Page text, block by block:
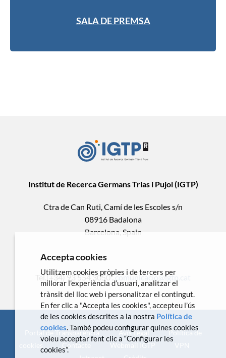
SALA DE PREMSA
Institut de Recerca Germans Trias i Pujol (IGTP)
Ctra de Can Ruti, Camí de les Escoles s/n
08916 Badalona
Barcelona, Spain
Tel.(+34) 93 554 3050 .comunicacio@igtp.cat
Portal de Transparència Avís Legal
Política de
Contacte Webmail IGTP
Accepta cookies
Utilitzem cookies pròpies i de tercers per
millorar l’experiència d’usuari, analitzar el
trànsit del lloc web i personalitzar el contingut.
En fer clic a "Accepta les cookies", accepteu l’ús
de les cookies descrites a la nostra Política de
cookies. També podeu configurar quines cookies
voleu acceptar fent clic a “Configurar les
cookies”.